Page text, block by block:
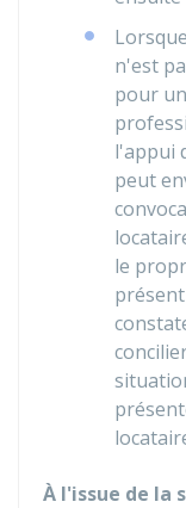
n'est
pour
l'appui
peut
le
À l'issue de la